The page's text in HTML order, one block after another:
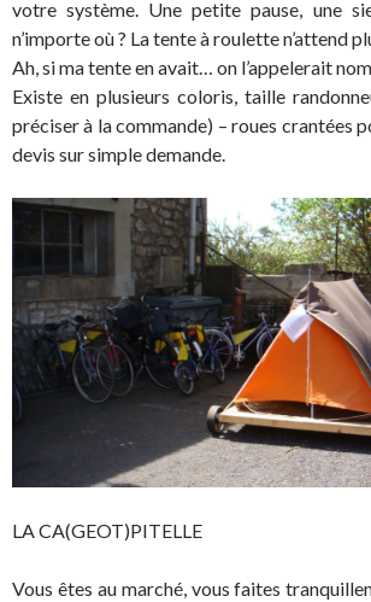
votre système. Une petite pause, une
n’importe où ? La tente à roulette n’attend
Ah, si ma tente en avait… on l’appelerait
Existe en plusieurs coloris, taille
préciser à la commande) – roues crantées
devis sur simple demande.
LA CA(GEOT)PITELLE
Vous êtes au marché, vous faites